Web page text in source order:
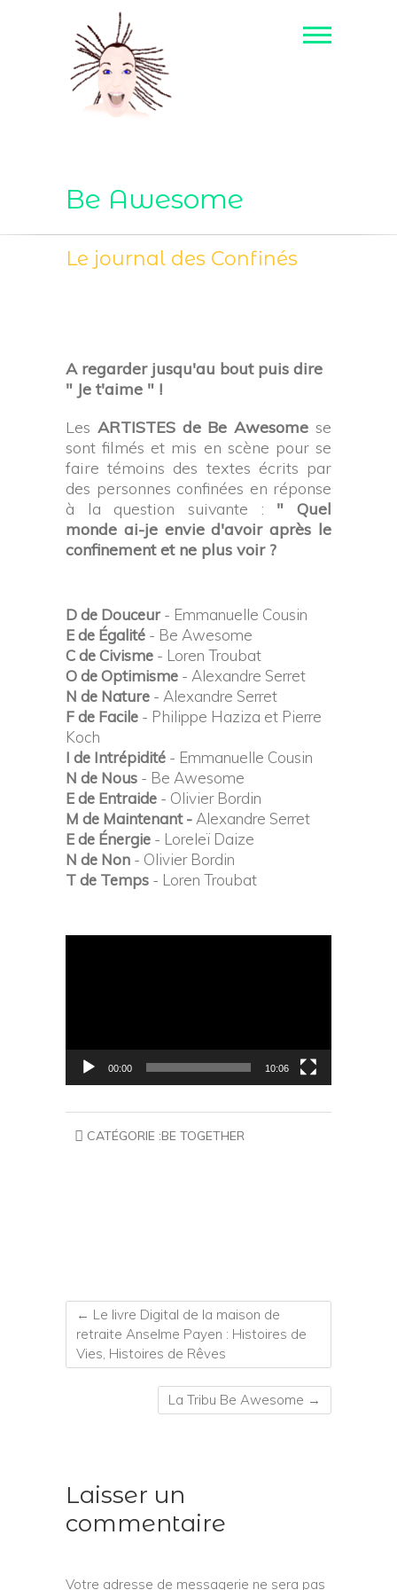
Be Awesome
Le journal des Confinés
A regarder jusqu'au bout puis dire
" Je t'aime " !
Les ARTISTES de Be Awesome se
sont filmés et mis en scène pour se
faire témoins des textes écrits par
des personnes confinées en réponse
à la question suivante : " Quel
monde ai-je envie d'avoir après le
confinement et ne plus voir ?
D de Douceur- Emmanuelle Cousin
E de Égalité - Be Awesome
C de Civisme - Loren Troubat
O de Optimisme - Alexandre Serret
N de Nature - Alexandre Serret
F de Facile - Philippe Haziza et Pierre
Koch
I de Intrépidité - Emmanuelle Cousin
N de Nous - Be Awesome
E de Entraide - Olivier Bordin
M de Maintenant - Alexandre Serret
E de Énergie - Loreleï Daize
N de Non - Olivier Bordin
T de Temps - Loren Troubat
00:00 10:06
CATÉGORIE :BE TOGETHER
← Le livre Digital de la maison de
retraite Anselme Payen : Histoires de
Vies, Histoires de Rêves
La Tribu Be Awesome →
Laisser un
commentaire
Votre adresse de messagerie ne sera pas